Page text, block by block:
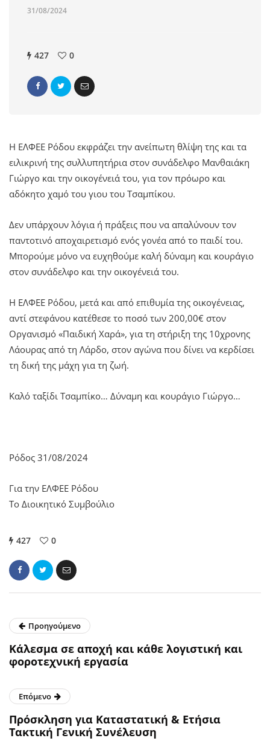
31/08/2024
427 0
Η ΕΛΦΕΕ Ρόδου εκφράζει την ανείπωτη θλίψη της και τα
ειλικρινή της συλλυπητήρια στον συνάδελφο Μανθαιάκη
Γιώργο και την οικογένειά του, για τον πρόωρο και
αδόκητο χαμό του γιου του Τσαμπίκου.
Δεν υπάρχουν λόγια ή πράξεις που να απαλύνουν τον
παντοτινό αποχαιρετισμό ενός γονέα από το παιδί του.
Μπορούμε μόνο να ευχηθούμε καλή δύναμη και κουράγιο
στον συνάδελφο και την οικογένειά του.
Η ΕΛΦΕΕ Ρόδου, μετά και από επιθυμία της οικογένειας,
αντί στεφάνου κατέθεσε το ποσό των 200,00€ στον
Οργανισμό «Παιδική Χαρά», για τη στήριξη της 10χρονης
Λάουρας από τη Λάρδο, στον αγώνα που δίνει να κερδίσει
τη δική της μάχη για τη ζωή.
Καλό ταξίδι Τσαμπίκο… Δύναμη και κουράγιο Γιώργο…
Ρόδος 31/08/2024
Για την ΕΛΦΕΕ Ρόδου
Το Διοικητικό Συμβούλιο
427 0
Προηγούμενο
Κάλεσμα σε αποχή και κάθε λογιστική και
φοροτεχνική εργασία
Επόμενο
Πρόσκληση για Καταστατική & Ετήσια
Τακτική Γενική Συνέλευση